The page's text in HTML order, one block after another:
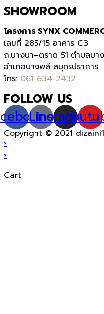
SHOWROOM
โครงการ SYNX
เลขที่ 285/15 อาคาร C3
ถ.บางนา–ตราด 51 ตำบลบา
อำเภอบางพลี สมุทรปราการ
โทร: 061-634-2432
FOLLOW US
Line
Instagram
Copyright © 2021
×
×
Cart